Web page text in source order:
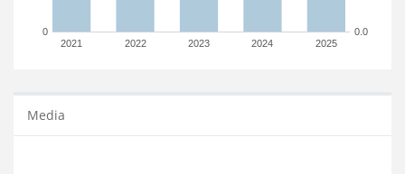
2021 2022 2023 2024 2025
0 0.0
Media